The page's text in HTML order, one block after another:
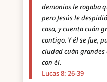
demonios le rogaba
pero Jesús le
casa, y cuenta cuán
contigo. Y él se fue,
ciudad cuán grandes
con él.
Lucas 8: 26-39